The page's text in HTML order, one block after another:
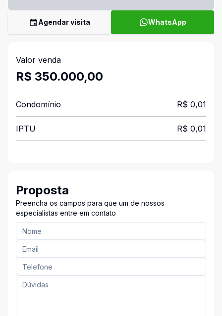
Agendar visita WhatsApp
Valor venda
R$ 350.000,00
Condomínio R$ 0,01
IPTU R$ 0,01
Proposta
Preencha os campos para que um de nossos
especialistas entre em contato